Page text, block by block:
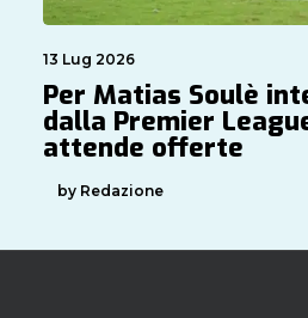
13 Lug 2026
Per Matias Soulè
dalla Premier
attende offerte
by Redazione